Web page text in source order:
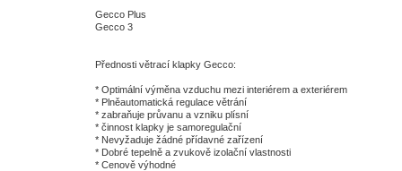
Gecco Plus
Gecco 3
Přednosti větrací klapky Gecco:
* Optimální výměna vzduchu mezi interiérem a exteriérem
* Plněautomatická regulace větrání
* zabraňuje průvanu a vzniku plísní
* činnost klapky je samoregulační
* Nevyžaduje žádné přídavné zařízení
* Dobré tepelně a zvukově izolační vlastnosti
* Cenově výhodné